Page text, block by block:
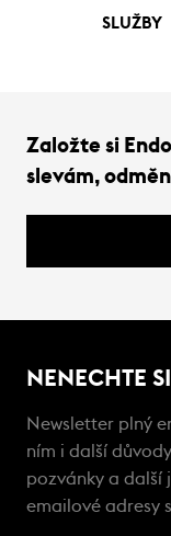
SLUŽBY
Založte si
slevám,
NENECHTE
Newsletter plný
ním i další
pozvánky a další
emailové adresy